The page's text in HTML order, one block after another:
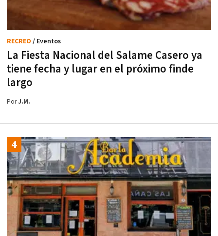
La Fiesta Nacional del Salame Casero ya
tiene fecha y lugar en el próximo finde
largo
RECREO / Eventos
PorJ.M.